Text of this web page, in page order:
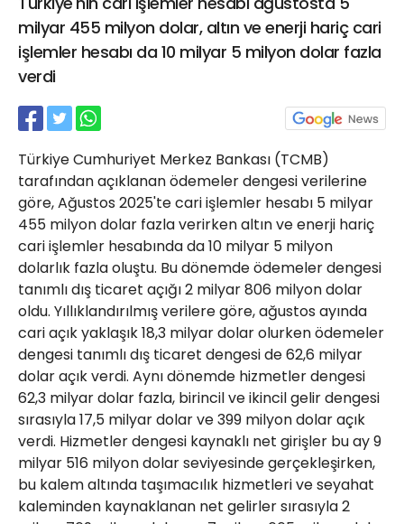
milyar 455 milyon dolar, altın ve enerji hariç cari
işlemler hesabı da 10 milyar 5 milyon dolar fazla
verdi
Türkiye Cumhuriyet Merkez Bankası (TCMB)
tarafından açıklanan ödemeler dengesi verilerine
göre, Ağustos 2025'te cari işlemler hesabı 5 milyar
455 milyon dolar fazla verirken altın ve enerji hariç
cari işlemler hesabında da 10 milyar 5 milyon
dolarlık fazla oluştu. Bu dönemde ödemeler dengesi
tanımlı dış ticaret açığı 2 milyar 806 milyon dolar
oldu. Yıllıklandırılmış verilere göre, ağustos ayında
cari açık yaklaşık 18,3 milyar dolar olurken ödemeler
dengesi tanımlı dış ticaret dengesi de 62,6 milyar
dolar açık verdi. Aynı dönemde hizmetler dengesi
62,3 milyar dolar fazla, birincil ve ikincil gelir dengesi
sırasıyla 17,5 milyar dolar ve 399 milyon dolar açık
verdi. Hizmetler dengesi kaynaklı net girişler bu ay 9
milyar 516 milyon dolar seviyesinde gerçekleşirken,
bu kalem altında taşımacılık hizmetleri ve seyahat
kaleminden kaynaklanan net gelirler sırasıyla 2
21 Gölcük
02624132333